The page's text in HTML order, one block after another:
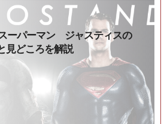
ーパーマン ジャスティスの
見どころを解説